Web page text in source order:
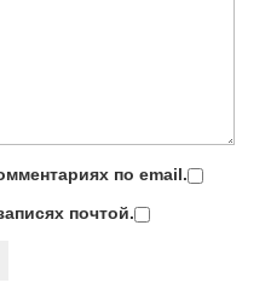
по email.
почтой.